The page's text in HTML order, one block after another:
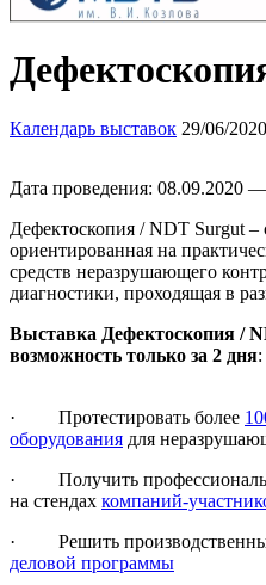
Календарь выставок 29/06/2020
Дата проведения: 08.09.2020
Дефектоскопия / NDT Surgut –
ориентированная на
средств неразрушающего
диагностики, проходящая в
Выставка Дефектоскопия /
возможность только за 2 дня:
· Протестировать более
оборудования для
· Получить
на стендах компаний-
· Решить производственные
деловой программы